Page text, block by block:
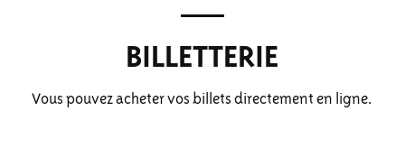
BILLETTERIE
Vous pouvez acheter vos billets directement en ligne.